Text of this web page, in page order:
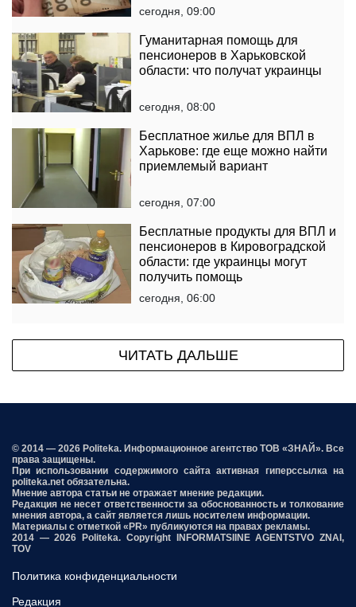
сегодня, 09:00
Гуманитарная помощь для
пенсионеров в Харьковской
области: что получат украинцы
сегодня, 08:00
Бесплатное жилье для ВПЛ в
Харькове: где еще можно найти
приемлемый вариант
сегодня, 07:00
Бесплатные продукты для ВПЛ и
пенсионеров в Кировоградской
области: где украинцы могут
получить помощь
сегодня, 06:00
ЧИТАТЬ ДАЛЬШЕ
© 2014 — 2026 Politeka. Информационное агентство ТОВ «ЗНАЙ». Все
права защищены.
При использовании содержимого сайта активная гиперссылка на
politeka.net обязательна.
Мнение автора статьи не отражает мнение редакции.
Редакция не несет ответственности за обоснованность и толкование
мнения автора, а сайт является лишь носителем информации.
Материалы с отметкой «PR» публикуются на правах рекламы.
2014 — 2026 Politeka. Copyright INFORMATSIINE AGENTSTVO ZNAI,
TOV
Политика конфиденциальности
Редакция